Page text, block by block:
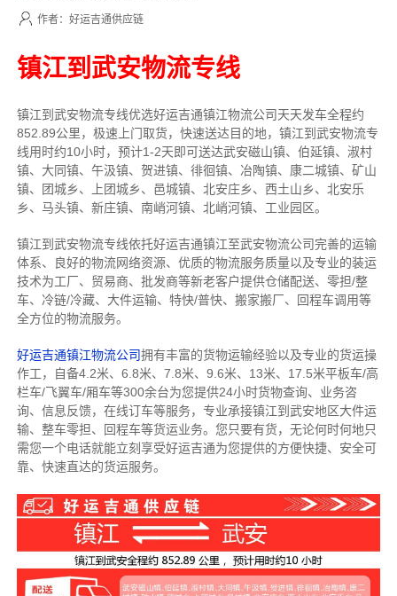
作者：好运吉通供应链
镇江到武安物流专线
镇江到武安物流专线优选好运吉通镇江物流公司天天发车全程约
852.89公里， 极速上门取货，快速送达目的地，镇江到武安物流专
线用时约10小时，预计1-2天即可送达武安磁山镇、伯延镇、淑村
镇、大同镇、午汲镇、贺进镇、徘徊镇、冶陶镇、康二城镇、矿山
镇、团城乡、上团城乡、邑城镇、北安庄乡、西土山乡、北安乐
乡、马头镇、新庄镇、南峭河镇、北峭河镇、工业园区。
镇江到武安物流专线依托好运吉通镇江至武安物流公司完善的运输
体系、良好的物流网络资源、优质的物流服务质量以及专业的装运
技术为工厂、贸易商、批发商等新老客户提供仓储配送、零担/整
车、冷链/冷藏、大件运输、特快/普快、搬家搬厂、回程车调用等
全方位的物流服务。
好运吉通镇江物流公司拥有丰富的货物运输经验以及专业的货运操
作工，自备4.2米、6.8米、7.8米、9.6米、13米、17.5米平板车/高
栏车/飞翼车/厢车等300余台为您提供24小时货物查询、业务咨
询、信息反馈，在线订车等服务， 专业承接镇江到武安地区大件运
输、整车零担、回程车等货运业务。 您只要有货，无论何时何地只
需您一个电话就能立刻享受好运吉通为您提供的方便快捷、安全可
靠、快速直达的货运服务。